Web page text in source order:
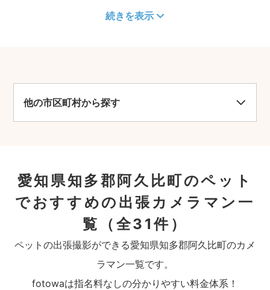
続きを表示
他の市区町村から探す
愛知県知多郡阿久比町のペット
でおすすめの出張カメラマン一
覧
（全31件）
ペットの出張撮影ができる愛知県知多郡阿久比町のカメ
ラマン一覧です。
fotowaは指名料なしの分かりやすい料金体系！